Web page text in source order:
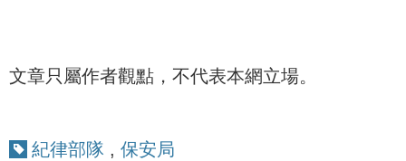
文章只屬作者觀點，不代表本網立場。
紀律部隊 , 保安局